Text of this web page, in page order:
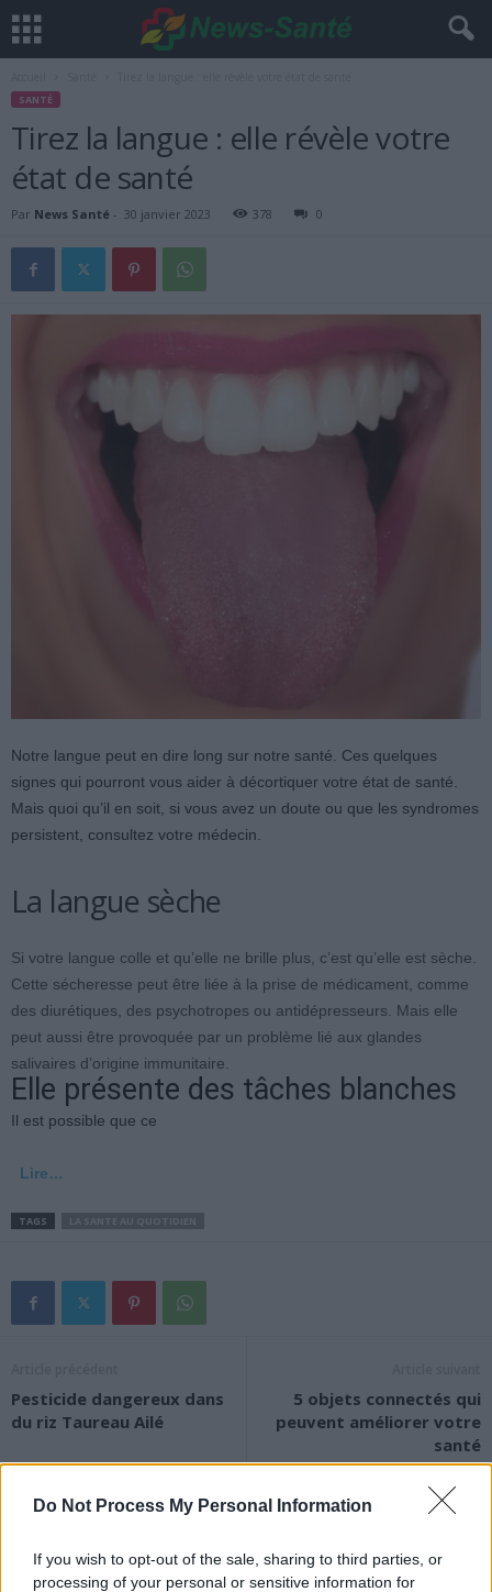
Do Not Process My Personal Information
If you wish to opt-out of the sale, sharing to third parties, or
processing of your personal or sensitive information for
SANTÉ
Tirez la langue : elle révèle votre
état de santé
Par News Santé - 30 janvier 2023 378 0
Notre langue peut en dire long sur notre santé. Ces quelques
signes qui pourront vous aider à décortiquer votre état de santé.
Mais quoi qu’il en soit, si vous avez un doute ou que les syndromes
persistent, consultez votre médecin.
La langue sèche
Si votre langue colle et qu’elle ne brille plus, c’est qu’elle est sèche.
Cette sécheresse peut être liée à la prise de médicament, comme
des diurétiques, des psychotropes ou antidépresseurs. Mais elle
peut aussi être provoquée par un problème lié aux glandes
salivaires d’origine immunitaire.
Elle présente des tâches blanches
Il est possible que ce
Lire…
TAGS
Pesticide dangereux dans
du riz Taureau Ailé
5 objets connectés qui
peuvent améliorer votre
santé